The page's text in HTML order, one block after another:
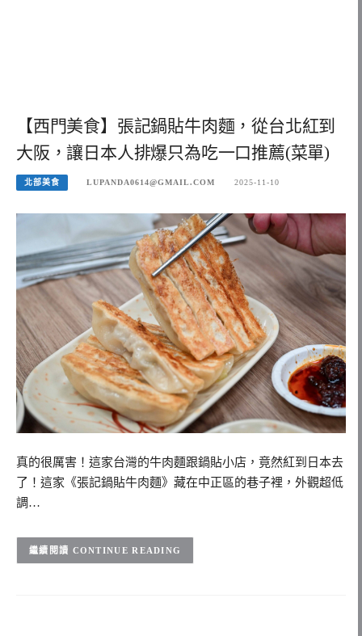
【西門美食】張記鍋貼牛肉麵，從台北紅到
大阪，讓日本人排爆只為吃一口推薦(菜單)
北部美食 LUPANDA0614@GMAIL.COM 2025-11-10
真的很厲害！這家台灣的牛肉麵跟鍋貼小店，竟然紅到日本去
了！這家《張記鍋貼牛肉麵》藏在中正區的巷子裡，外觀超低
調…
CONTINUE READING